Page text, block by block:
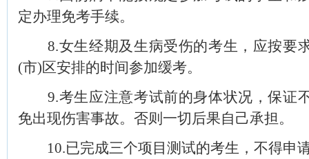
定办理免考手续。
8.女生经期及生病受伤的考生，应按要
(市)区安排的时间参加缓考。
9.考生应注意考试前的身体状况，保证
免出现伤害事故。否则一切后果自己承担。
10.已完成三个项目测试的考生，不得申